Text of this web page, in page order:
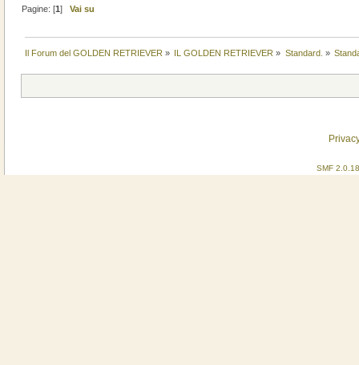
Pagine: [1]Vai su
Il Forum del GOLDEN RETRIEVER » IL GOLDEN RETRIEVER » Standard. »
SMF 2.0.18